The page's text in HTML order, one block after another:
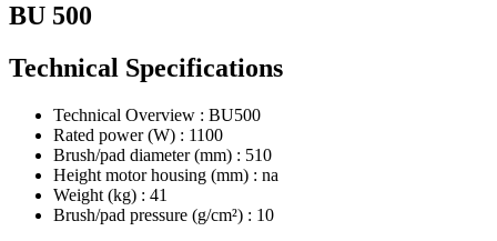
BU 500
Technical Specifications
Technical Overview : BU500
Rated power (W) : 1100
Brush/pad diameter (mm) : 510
Height motor housing (mm) : na
Weight (kg) : 41
Brush/pad pressure (g/cm²) : 10